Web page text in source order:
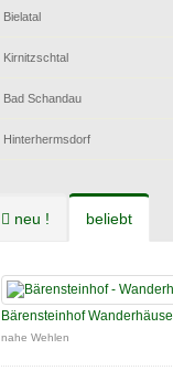
Bielatal
Kirnitzschtal
Bad Schandau
Hinterhermsdorf
neu ! beliebt
Bärensteinhof Wanderhäusel
nahe Wehlen